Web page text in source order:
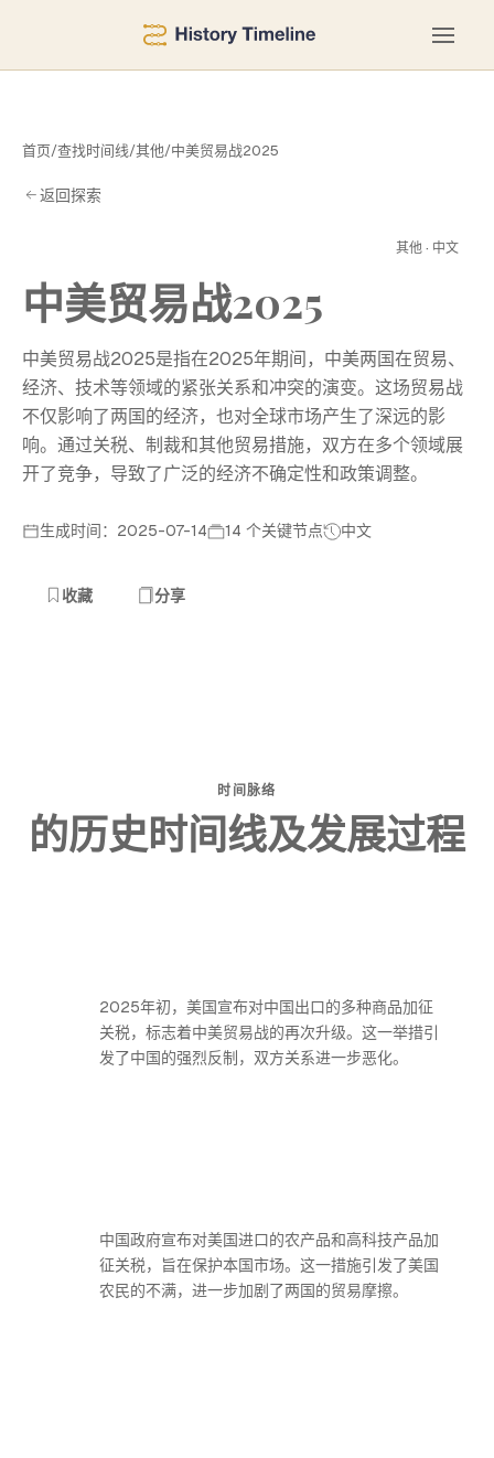
首页/查找时间线/其他/中美贸易战2025
返回探索
其他 · 中文
中美贸易战2025
中美贸易战2025是指在2025年期间，中美两国在贸易、
经济、技术等领域的紧张关系和冲突的演变。这场贸易战
不仅影响了两国的经济，也对全球市场产生了深远的影
响。通过关税、制裁和其他贸易措施，双方在多个领域展
开了竞争，导致了广泛的经济不确定性和政策调整。
生成时间：2025-07-14 14 个关键节点 中文
收藏 分享
时间脉络
的历史时间线及发展过程
2025年初，美国宣布对中国出口的多种商品加征
关税，标志着中美贸易战的再次升级。这一举措引
发了中国的强烈反制，双方关系进一步恶化。
中国政府宣布对美国进口的农产品和高科技产品加
征关税，旨在保护本国市场。这一措施引发了美国
农民的不满，进一步加剧了两国的贸易摩擦。